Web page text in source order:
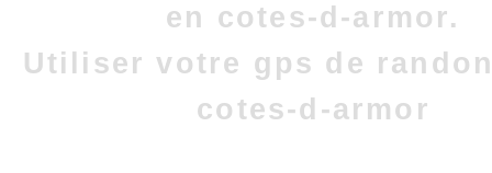
en cotes-d-armor.
Utiliser votre gps de
cotes-d-armor